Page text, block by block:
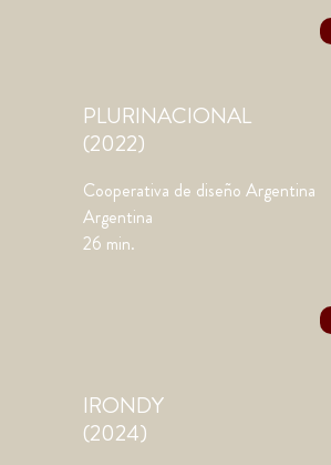
PLURINACIONAL
(2022)
Cooperativa de diseño Argentina
Argentina
26 min.
IRONDY
(2024)